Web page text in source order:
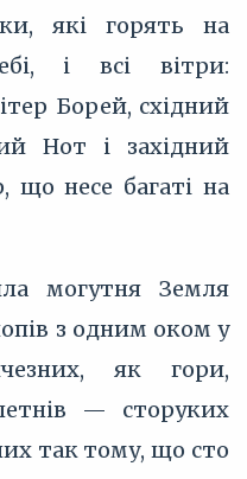
які горять на
і всі вітри:
Борей, східний
Нот і західний
що несе багаті на
могутня Земля
з одним оком у
як гори,
— сторуких
так тому, що сто